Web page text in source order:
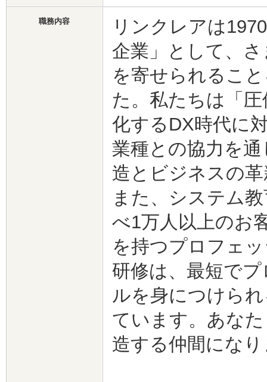
職務内容
リンクレアは
企業」として、
を寄せられるこ
た。私たちは「
化するDX時代に
業種との協力を
造とビジネスの
また、システム
べ1万人以上のお
を持つプロフェ
研修は、最短で
ルを身につけら
ています。あな
造する仲間にな